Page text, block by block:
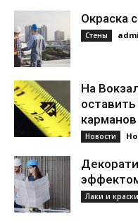
Окраска
Стены
На
карманов
Новости
Лаки и краски